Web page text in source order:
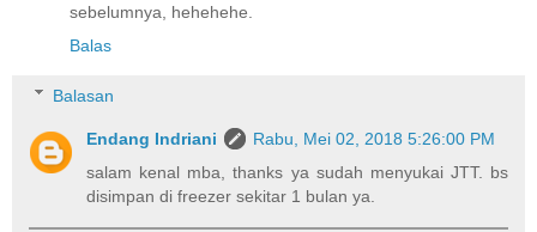
sebelumnya, hehehehe.
Balas
Balasan
Endang Indriani
Rabu, Mei 02, 2018 5:26:00 PM
salam kenal mba, thanks ya sudah menyukai JTT. bs
disimpan di freezer sekitar 1 bulan ya.